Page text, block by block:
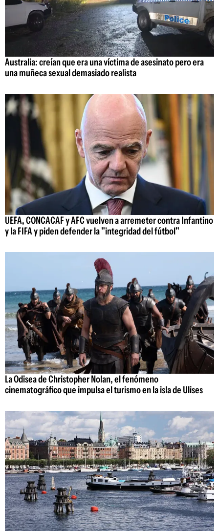
Australia: creían que era una víctima de asesinato pero era
una muñeca sexual demasiado realista
UEFA, CONCACAF y AFC vuelven a arremeter contra Infantino
y la FIFA y piden defender la "integridad del fútbol"
La Odisea de Christopher Nolan, el fenómeno
cinematográfico que impulsa el turismo en la isla de Ulises